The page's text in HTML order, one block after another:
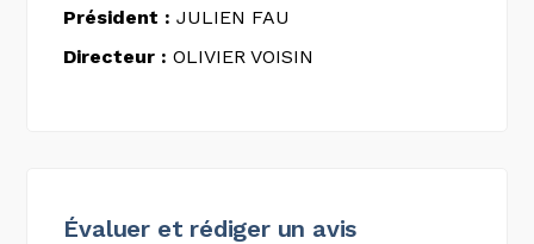
Président : JULIEN FAU
Directeur : OLIVIER VOISIN
Évaluer et rédiger un avis